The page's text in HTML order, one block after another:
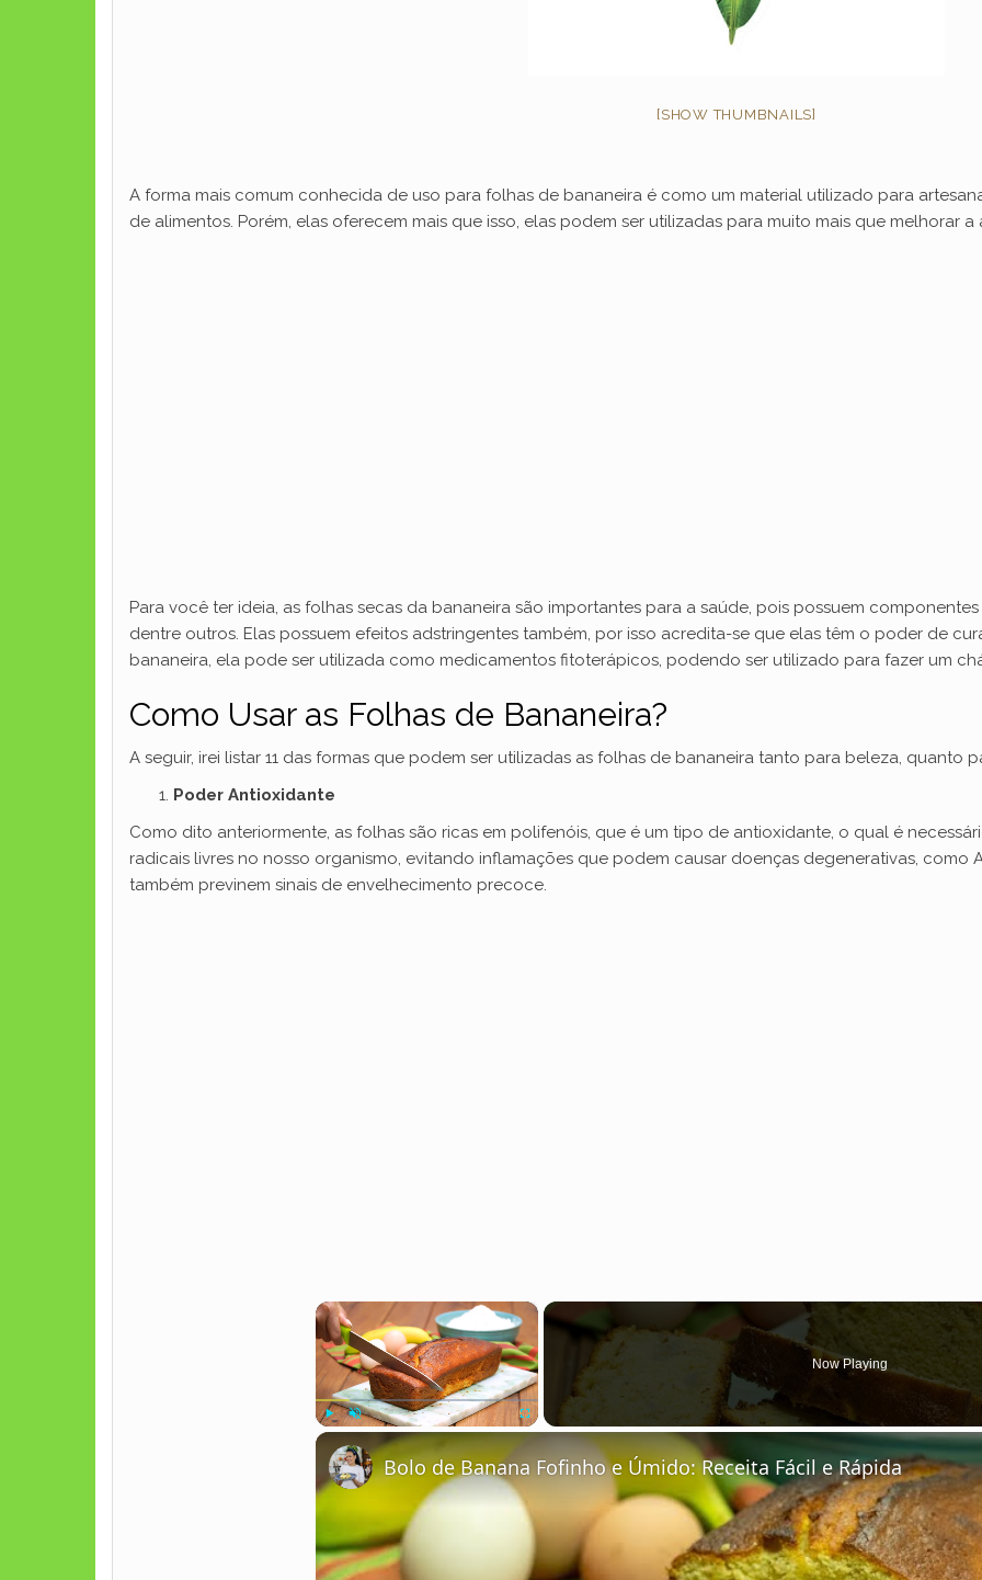
[SHOW THUMBNAILS]
A forma mais comum conhecida de uso para folhas de bananeira é como um material utilizado para
de alimentos. Porém, elas oferecem mais que isso, elas podem ser utilizadas para muito mais que melhorar
Para você ter ideia, as folhas secas da bananeira são importantes para a saúde, pois possuem
dentre outros. Elas possuem efeitos adstringentes também, por isso acredita-se que elas têm o poder de
bananeira, ela pode ser utilizada como medicamentos fitoterápicos, podendo ser utilizado para fazer um
Como Usar as Folhas de Bananeira?
A seguir, irei listar 11 das formas que podem ser utilizadas as folhas de bananeira tanto para beleza, quanto
Poder Antioxidante
Como dito anteriormente, as folhas são ricas em polifenóis, que é um tipo de antioxidante, o qual é
radicais livres no nosso organismo, evitando inflamações que podem causar doenças degenerativas, como
também previnem sinais de envelhecimento precoce.
×
Now Playing
Bolo de Banana Fofinho e Úmido: Receita Fácil e Rápida